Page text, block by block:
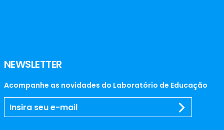
NEWSLETTER
Acompanhe as novidades do Laboratório de Educação